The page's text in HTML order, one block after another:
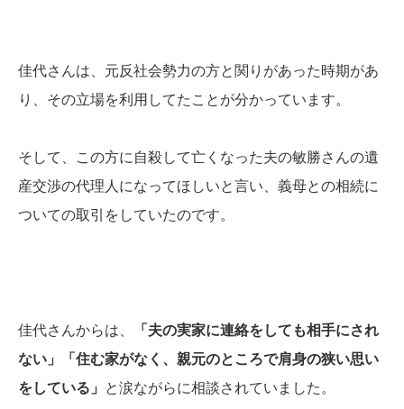
佳代さんは、元反社会勢力の方と関りがあった時期があ
り、その立場を利用してたことが分かっています。
そして、この方に自殺して亡くなった夫の敏勝さんの遺
産交渉の代理人になってほしいと言い、義母との相続に
ついての取引をしていたのです。
佳代さんからは、
「夫の実家に連絡をしても相手にされ
ない」「住む家がなく、親元のところで肩身の狭い思い
をしている」
と涙ながらに相談されていました。